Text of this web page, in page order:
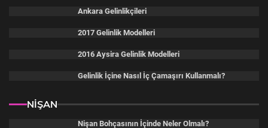
Ankara Gelinlikçileri
2017 Gelinlik Modelleri
2016 Aysira Gelinlik Modelleri
Gelinlik İçine Nasıl İç Çamaşırı Kullanmalı?
NİŞAN
Nişan Bohçasının İçinde Neler Olmalı?